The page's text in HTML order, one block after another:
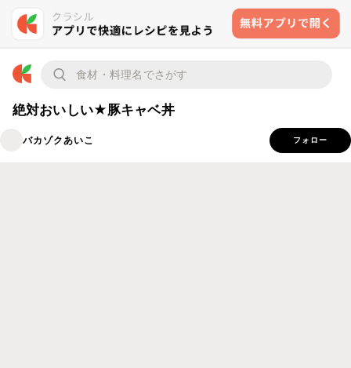
絶対おいしい★豚キャベ丼
バカゾクあいこ フォロー